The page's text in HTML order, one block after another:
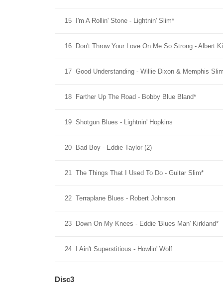
15 I'm A Rollin' Stone - Lightnin' Slim*
16 Don't Throw Your Love On Me So Strong - Albert
17 Good Understanding - Willie Dixon & Memphis
18 Farther Up The Road - Bobby Blue Bland*
19 Shotgun Blues - Lightnin' Hopkins
20 Bad Boy - Eddie Taylor (2)
21 The Things That I Used To Do - Guitar Slim*
22 Terraplane Blues - Robert Johnson
23 Down On My Knees - Eddie 'Blues Man' Kirkland*
24 I Ain't Superstitious - Howlin' Wolf
Disc3